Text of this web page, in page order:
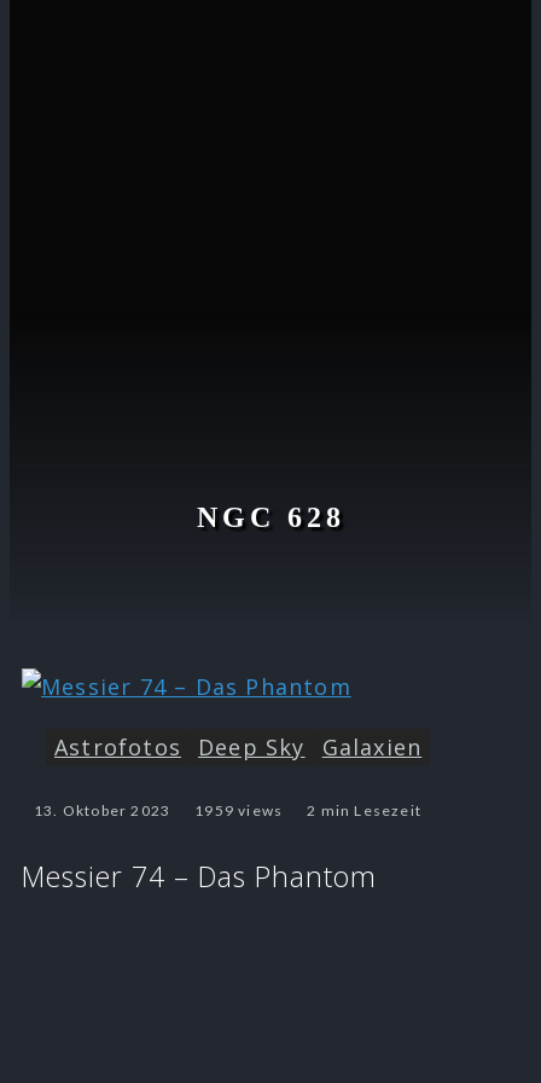
NGC 628
Astrofotos Deep Sky Galaxien
13. Oktober 2023 1959 views 2 min Lesezeit
Messier 74 – Das Phantom